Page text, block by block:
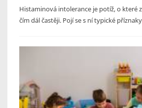
Histaminová intolerance je potíž, o které
čím dál častěji. Pojí se s ní typické